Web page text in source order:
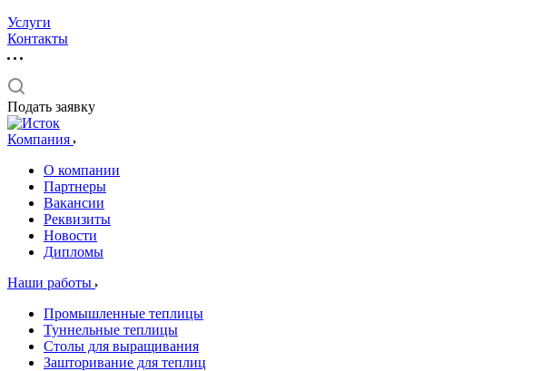
Услуги
Контакты
Подать заявку
Компания
О компании
Партнеры
Вакансии
Реквизиты
Новости
Дипломы
Наши работы
Промышленные теплицы
Туннельные теплицы
Столы для выращивания
Зашторивание для теплиц